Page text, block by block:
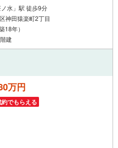
水」駅 徒歩9分
神田猿楽町2丁目
18年）
建
万円
でもらえる